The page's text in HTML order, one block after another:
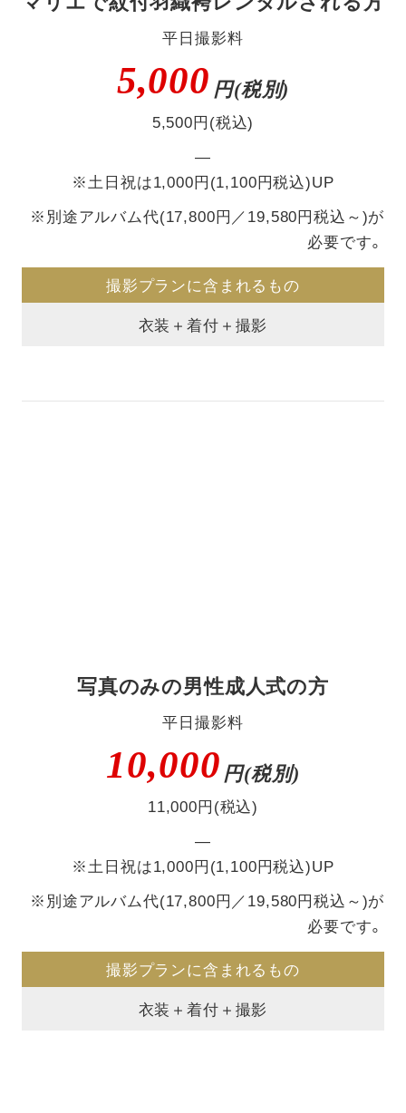
平日撮影料
5,000 円(税別)
5,500円(税込)
―
※土日祝は1,000円(1,100円税込)UP
※別途アルバム代(17,800円／19,580円税込～)が
必要です。
撮影プランに含まれるもの
衣装＋着付＋撮影
写真のみの男性成人式の方
平日撮影料
10,000 円(税別)
11,000円(税込)
―
※土日祝は1,000円(1,100円税込)UP
※別途アルバム代(17,800円／19,580円税込～)が
必要です。
撮影プランに含まれるもの
衣装＋着付＋撮影